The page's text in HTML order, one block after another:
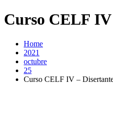
Curso CELF
Home
2021
octubre
25
Curso CELF IV –